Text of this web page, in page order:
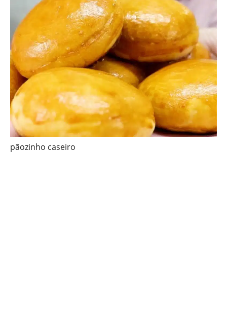
pãozinho caseiro